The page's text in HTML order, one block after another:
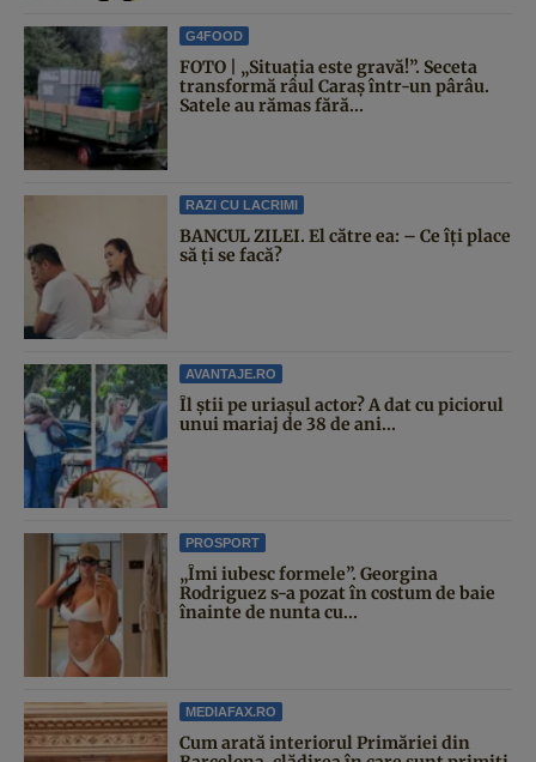
G4FOOD
FOTO | „Situația este gravă!”. Seceta
transformă râul Caraș într-un pârâu.
Satele au rămas fără...
RAZI CU LACRIMI
BANCUL ZILEI. El către ea: – Ce îți place
să ți se facă?
AVANTAJE.RO
Îl știi pe uriașul actor? A dat cu piciorul
unui mariaj de 38 de ani...
PROSPORT
„Îmi iubesc formele”. Georgina
Rodriguez s-a pozat în costum de baie
înainte de nunta cu...
MEDIAFAX.RO
Cum arată interiorul Primăriei din